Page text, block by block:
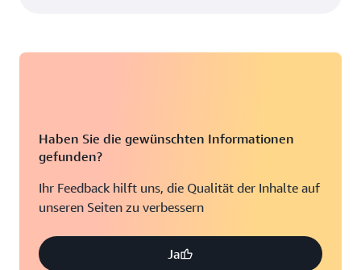
Haben Sie die gewünschten Informationen
gefunden?
Ihr Feedback hilft uns, die Qualität der Inhalte auf
unseren Seiten zu verbessern
Ja